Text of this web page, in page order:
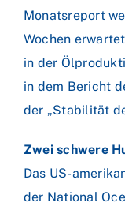
Monatsreport
Wochen
in der
in dem Bericht
der „Stabilität
Zwei schwere
Das US-
der National